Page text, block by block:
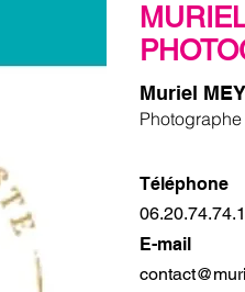
Muriel
Photographe
Téléphone
E-mail